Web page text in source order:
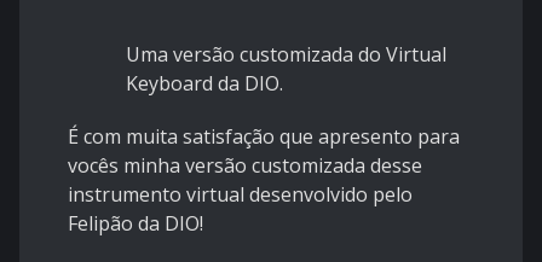
Uma versão customizada do Virtual
Keyboard da DIO.
É com muita satisfação que apresento para
vocês minha versão customizada desse
instrumento virtual desenvolvido pelo
Felipão da DIO!